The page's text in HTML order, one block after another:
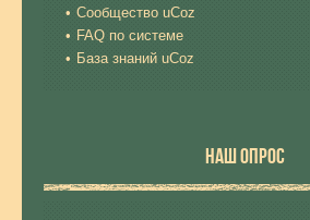
Сообщество uCoz
FAQ по системе
База знаний uCoz
НАШ ОПРОС